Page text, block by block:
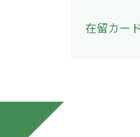
在留カー